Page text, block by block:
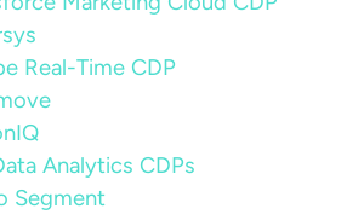
Real-Time CDP
Analytics CDPs
Segment